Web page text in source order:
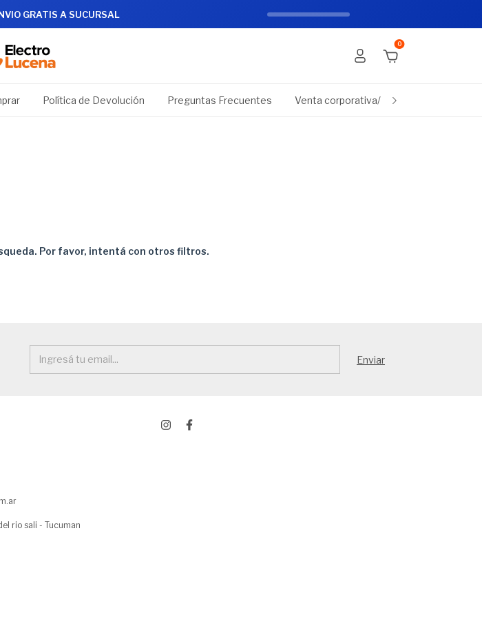
0
Política de Devolución Preguntas Frecuentes Venta corporativa/empresas
Por favor, intentá con otros filtros.
rio sali - Tucuman
GRATIS A SUCURSAL